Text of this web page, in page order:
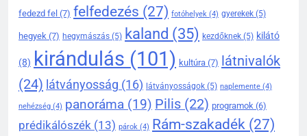
fedezd fel (7) felfedezés (27) fotóhelyek (4) gyerekek (5)
hegyek (7) hegymászás (5) kaland (35) kezdőknek (5) kilátó
(8) kirándulás (101) kultúra (7) látnivalók
(24) látványosság (16) látványosságok (5) naplemente (4)
nehézség (4) panoráma (19) Pilis (22) programok (6)
prédikálószék (13) párok (4) Rám-szakadék (27)
mítoszok a Duna partján
DÖMÖS HÍREI
KIRÁNDULÓKNAK- TURÁZÓKNAK
139
A Duna-kanyar gyöngyszeme:
miért érdemes ellátogatni
Dömösre
KIRÁNDULÓKNAK- TURÁZÓKNAK